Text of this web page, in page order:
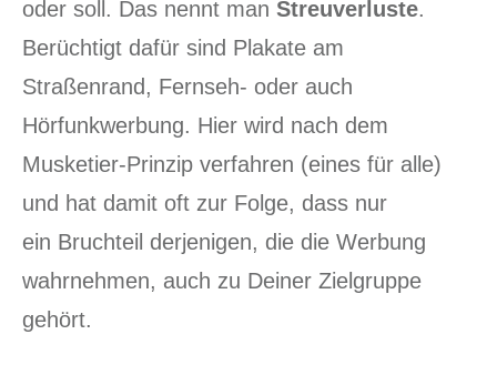
oder soll. Das nennt man Streuverluste.
Berüchtigt dafür sind Plakate am
Straßenrand, Fernseh- oder auch
Hörfunkwerbung. Hier wird nach dem
Musketier-Prinzip verfahren (eines für alle)
und hat damit oft zur Folge, dass nur
ein Bruchteil derjenigen, die die Werbung
wahrnehmen, auch zu Deiner Zielgruppe
gehört.